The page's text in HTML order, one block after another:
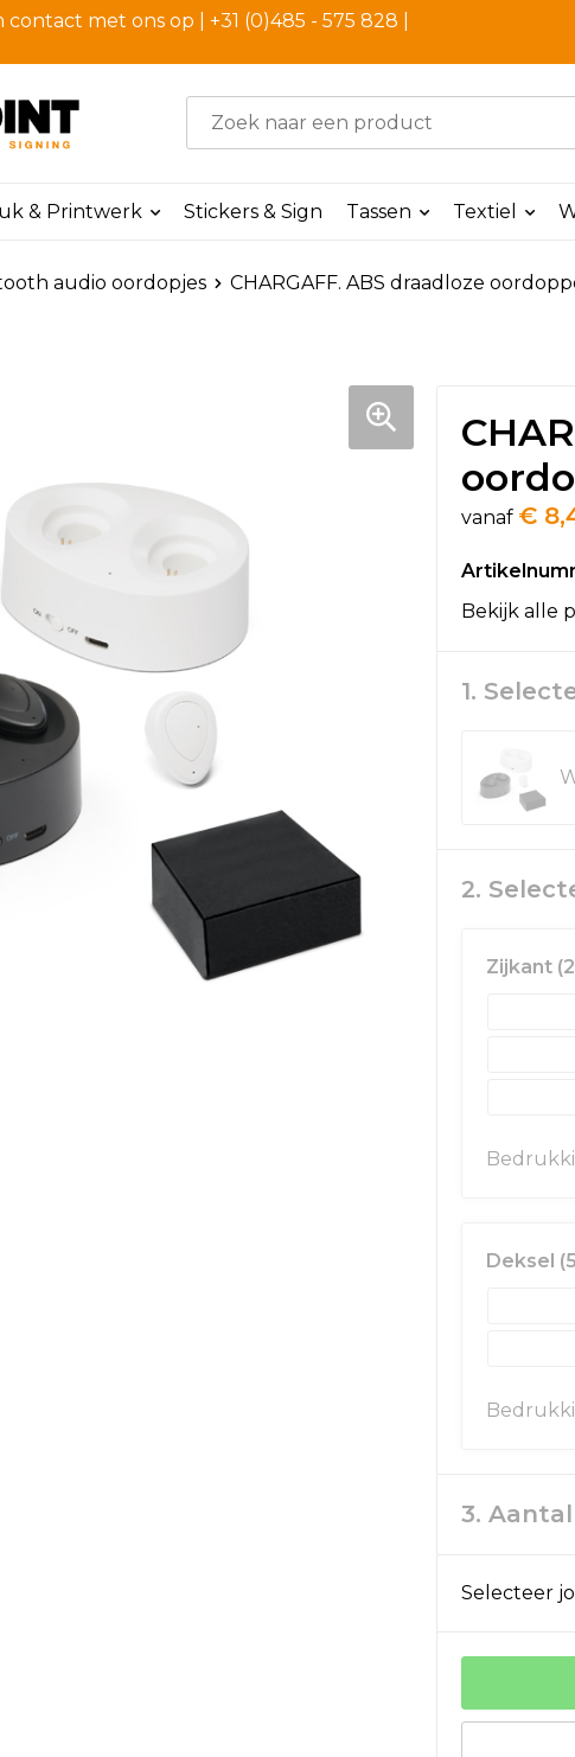
met ons op | +31 (0)485 - 575 828 |
& Printwerk Stickers & Sign Tassen Textiel
audio oordopjes CHARGAFF. ABS draadloze
vanaf €
Bekijk alle
1.
2.
Zijkant
Deksel
3.
Selecteer